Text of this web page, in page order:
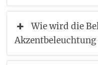
Wie wird die